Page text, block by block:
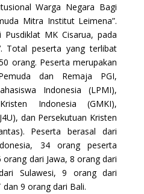
Warga Negara Bagi
Mitra Institut Leimena”.
MK Cisarua, pada
Total peserta yang terlibat
orang. Peserta merupakan
dan Remaja PGI,
Indonesia (LPMI),
Indonesia (GMKI),
dan Persekutuan Kristen
Peserta berasal dari
34 orang peserta
dari Jawa, 8 orang dari
Sulawesi, 9 orang dari
9 orang dari Bali.